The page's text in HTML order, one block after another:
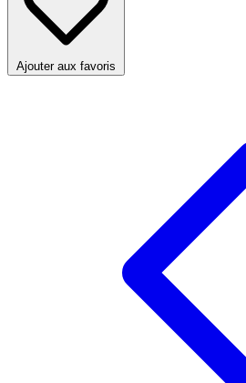
Ajouter aux favoris